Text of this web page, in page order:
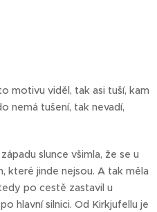
motivu viděl, tak asi tuší, kam
nemá tušení, tak nevadí,
slunce všimla, že se u
které jinde nejsou. A tak měla
po cestě zastavil u
hlavní silnici. Od Kirkjufellu je